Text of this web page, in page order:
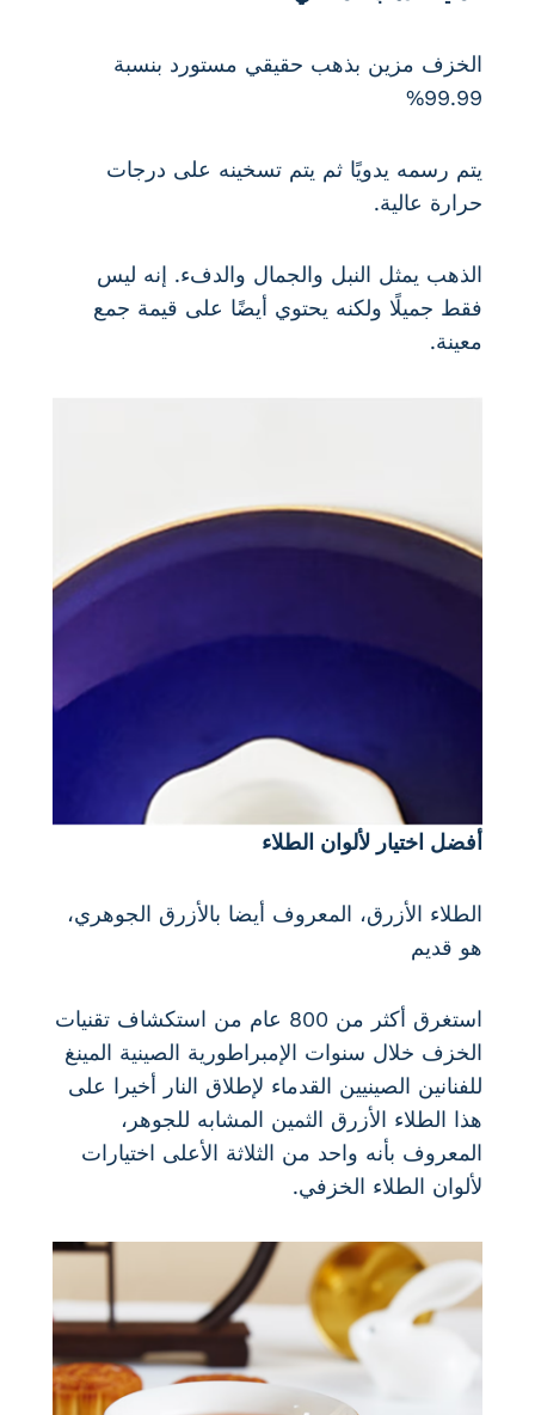
الخزف مزين بذهب حقيقي مستورد بنسبة
99.99%
يتم رسمه يدويًا ثم يتم تسخينه على درجات
حرارة عالية.
الذهب يمثل النبل والجمال والدفء. إنه ليس
فقط جميلًا ولكنه يحتوي أيضًا على قيمة جمع
معينة.
أفضل اختيار لألوان الطلاء
الطلاء الأزرق، المعروف أيضا بالأزرق الجوهري،
هو قديم
استغرق أكثر من 800 عام من استكشاف تقنيات
الخزف خلال سنوات الإمبراطورية الصينية المينغ
للفنانين الصينيين القدماء لإطلاق النار أخيرا على
هذا الطلاء الأزرق الثمين المشابه للجوهر،
المعروف بأنه واحد من الثلاثة الأعلى اختيارات
لألوان الطلاء الخزفي.